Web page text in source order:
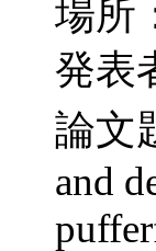
場所
発表
論文
and